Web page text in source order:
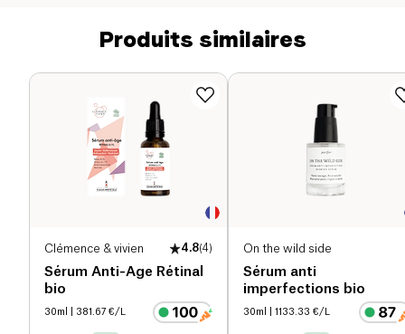
Produits similaires
Clémence & vivien 4.8(4)
Sérum Anti-Age Rétinal
bio
30ml | 381.67 €/L
On the wild side
Sérum anti
imperfections bio
30ml | 1133.33 €/L